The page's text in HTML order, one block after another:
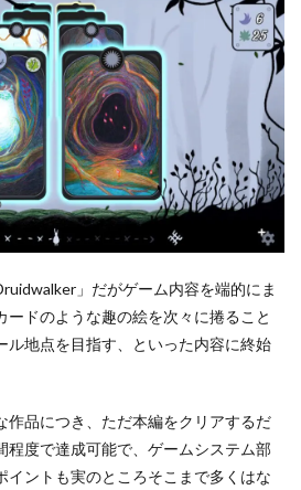
」だがゲーム内容を端的にま
ードのような趣の絵を次々に捲ること
ル地点を目指す、といった内容に終始
作品につき、ただ本編をクリアするだ
程度で達成可能で、ゲームシステム部
イントも実のところそこまで多くはな